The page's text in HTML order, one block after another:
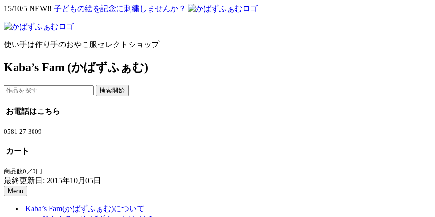
15/10/5 NEW!! 子どもの絵を記念に刺繍しませんか？
使い手は作り手のおやこ服セレクトショップ
Kaba’s Fam (かばずふぁむ)
お電話はこちら
0581-27-3009
カート
商品数0／0円
最終更新日: 2015年10月05日
Menu
Kaba’s Fam(かばずふぁむ)について